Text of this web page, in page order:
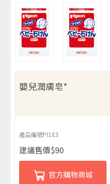
嬰兒潤膚皂*
產品編號PI183
建議售價$90
官方購物商城